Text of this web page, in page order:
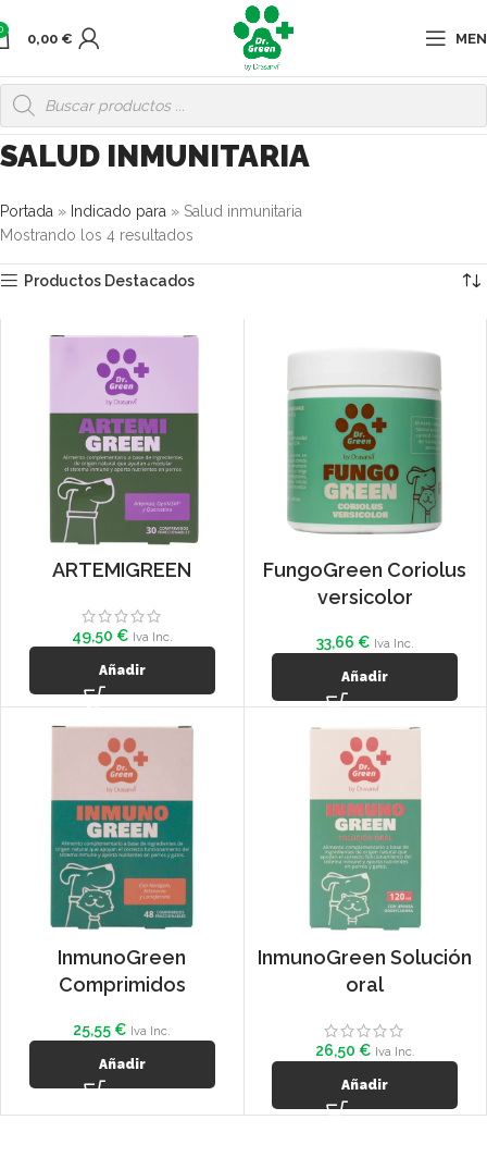
0,00 €
SALUD INMUNITARIA
Portada » Indicado para » Salud inmunitaria
Mostrando los 4 resultados
Productos Destacados
ARTEMIGREEN
49,50 € Iva Inc.
Añadir
FungoGreen Coriolus
versicolor
33,66 € Iva Inc.
Añadir
InmunoGreen
Comprimidos
25,55 € Iva Inc.
Añadir
InmunoGreen Solución
oral
26,50 € Iva Inc.
Añadir